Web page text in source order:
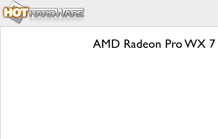
AMD Radeon Pro WX